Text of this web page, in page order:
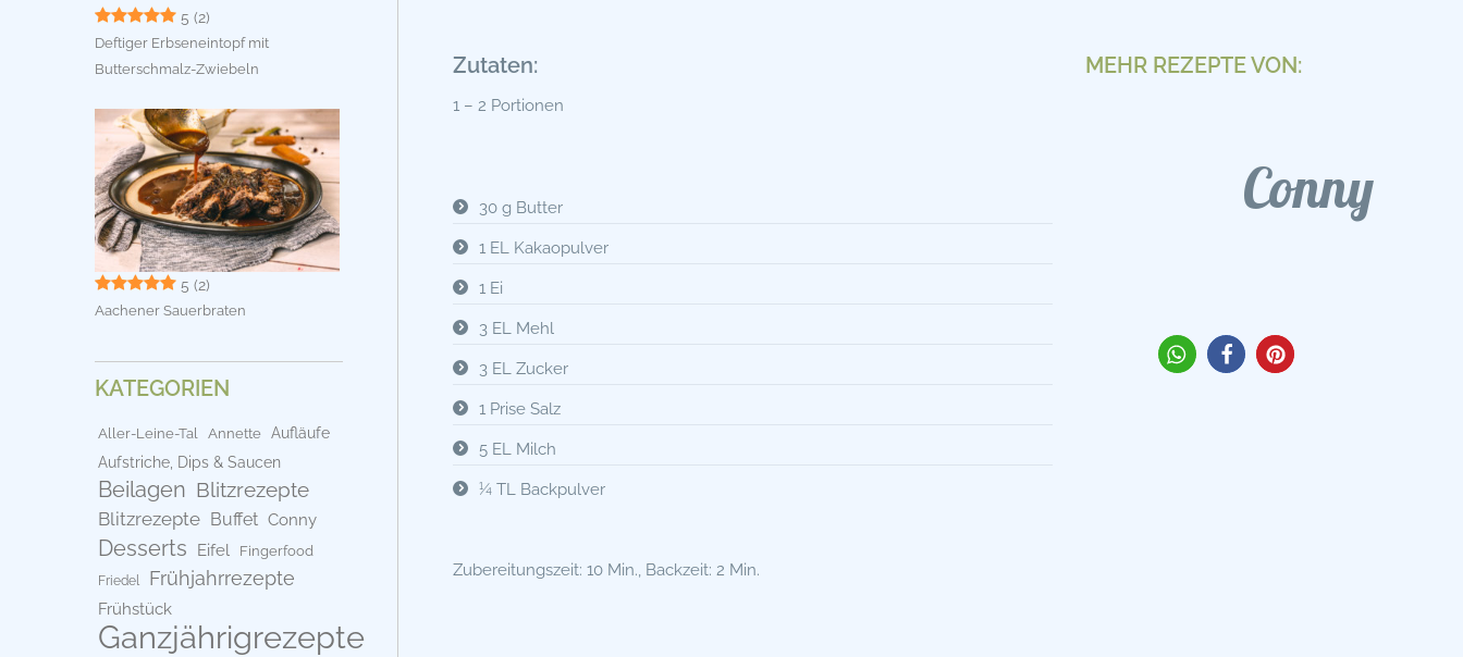
Zutaten:
1 – 2 Portionen
30 g Butter
1 EL Kakaopulver
1 Ei
3 EL Mehl
3 EL Zucker
1 Prise Salz
5 EL Milch
¼ TL Backpulver
Zubereitungszeit: 10 Min., Backzeit: 2 Min.
MEHR REZEPTE VON:
Conny
5 (2)
Deftiger Erbseneintopf mit
Butterschmalz-Zwiebeln
5 (2)
Aachener Sauerbraten
KATEGORIEN
Aller-Leine-Tal Annette Aufläufe
Aufstriche, Dips & Saucen
Beilagen Blitzrezepte
Blitzrezepte Buffet Conny
Desserts Eifel Fingerfood
Friedel Frühjahrrezepte
Frühstück
Ganzjährigrezepte